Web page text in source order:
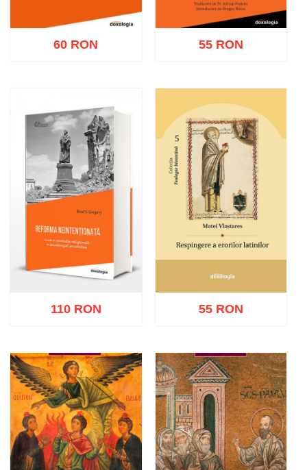
Wishlist
60 RON
Adaugă în coș Wishlist
55 RON
Adaugă în coș Wishlist
110 RON
Adaugă în coș Wishlist
55 RON